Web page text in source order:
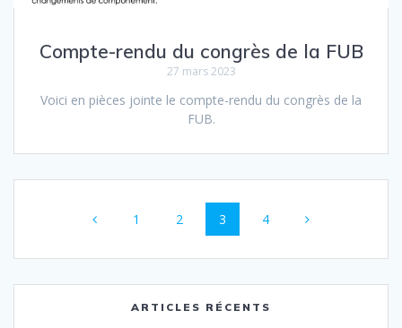
Compte-rendu du congrès de la FUB
27 mars 2023
Voici en pièces jointe le compte-rendu du congrès de la
FUB.
navigation
Page
1 Page
2 Page
3 Page
4
ARTICLES RÉCENTS